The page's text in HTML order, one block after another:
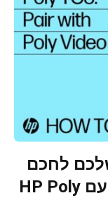
לחכם
באמת- מה אפשר לעשות עם HP Poly